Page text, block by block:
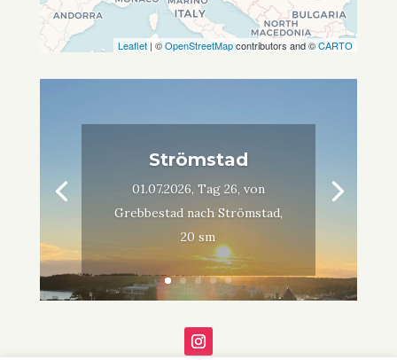
Leaflet | ©OpenStreetMapcontributors and ©CARTO
Strömstad
01.07.2026, Tag 26, von
Grebbestad nach Strömstad,
20 sm